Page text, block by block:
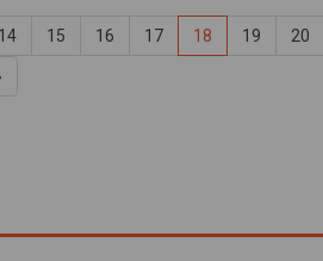
14 15 16 17 18 19 20